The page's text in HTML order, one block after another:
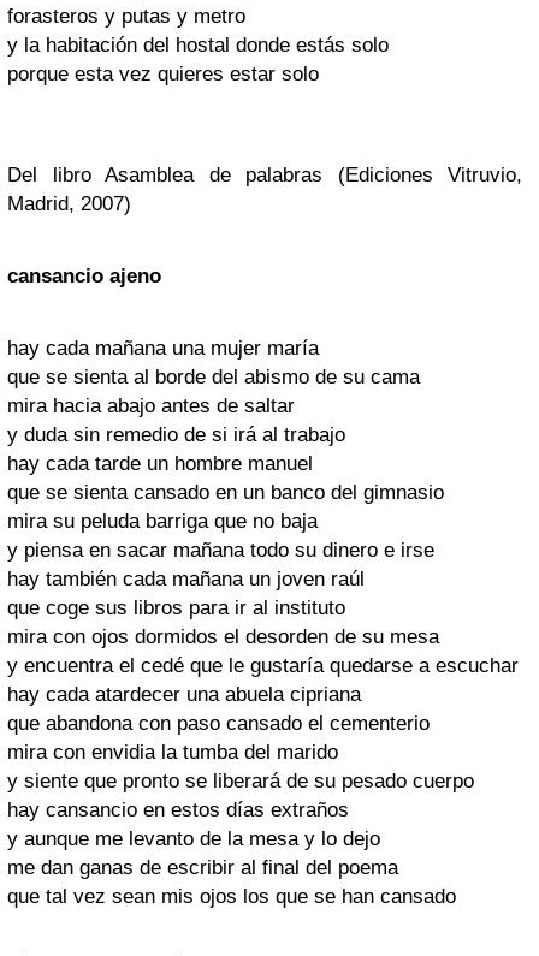
forasteros y putas y metro
y la habitación del hostal donde estás solo
porque esta vez quieres estar solo
Del libro Asamblea de palabras (Ediciones Vitruvio,
Madrid, 2007)
cansancio ajeno
hay cada mañana una mujer maría
que se sienta al borde del abismo de su cama
mira hacia abajo antes de saltar
y duda sin remedio de si irá al trabajo
hay cada tarde un hombre manuel
que se sienta cansado en un banco del gimnasio
mira su peluda barriga que no baja
y piensa en sacar mañana todo su dinero e irse
hay también cada mañana un joven raúl
que coge sus libros para ir al instituto
mira con ojos dormidos el desorden de su mesa
y encuentra el cedé que le gustaría quedarse a escuchar
hay cada atardecer una abuela cipriana
que abandona con paso cansado el cementerio
mira con envidia la tumba del marido
y siente que pronto se liberará de su pesado cuerpo
hay cansancio en estos días extraños
y aunque me levanto de la mesa y lo dejo
me dan ganas de escribir al final del poema
que tal vez sean mis ojos los que se han cansado